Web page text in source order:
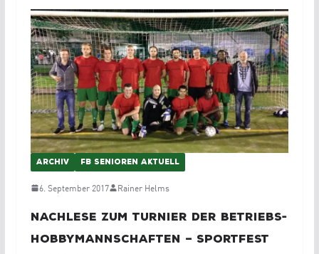
ARCHIV FB SENIOREN AKTUELL
6. September 2017 Rainer Helms
Nachlese zum Turnier der Betriebs-
Hobbymannschaften – Sportfest